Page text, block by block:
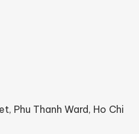
Phu Thanh Ward, Ho Chi